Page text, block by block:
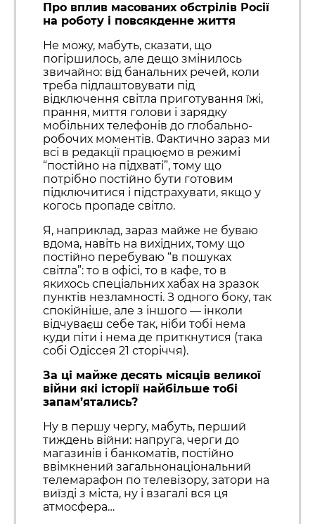
Про вплив масованих обстрілів Росії
на роботу і повсякденне життя
Не можу, мабуть, сказати, що
погіршилось, але дещо змінилось
звичайно: від банальних речей, коли
треба підлаштовувати під
відключення світла приготування їжі,
прання, миття голови і зарядку
мобільних телефонів до глобально-
робочих моментів. Фактично зараз ми
всі в редакції працюємо в режимі
“постійно на підхваті”, тому що
потрібно постійно бути готовим
підключитися і підстрахувати, якщо у
когось пропаде світло.
Я, наприклад, зараз майже не буваю
вдома, навіть на вихідних, тому що
постійно перебуваю “в пошуках
світла”: то в офісі, то в кафе, то в
якихось спеціальних хабах на зразок
пунктів незламності. З одного боку, так
спокійніше, але з іншого — інколи
відчуваєш себе так, ніби тобі нема
куди піти і нема де приткнутися (така
собі Одіссея 21 сторіччя).
За ці майже десять місяців великої
війни які історії найбільше тобі
запам’ятались?
Ну в першу чергу, мабуть, перший
тиждень війни: напруга, черги до
магазинів і банкоматів, постійно
ввімкнений загальнонаціональний
телемарафон по телевізору, затори на
виїзді з міста, ну і взагалі вся ця
атмосфера…